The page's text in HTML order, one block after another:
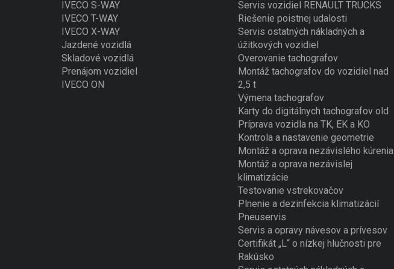
IVECO S-WAY
IVECO T-WAY
IVECO X-WAY
Jazdené vozidlá
Skladové vozidlá
Prenájom vozidiel
IVECO ON
Servis vozidiel RENAULT TRUCKS
Riešenie poistnej udalosti
Servis ostatných nákladných a
úžitkových vozidiel
Overovanie tachografov
Montáž tachografov do vozidiel nad
2,5 t
Výmena tachografov
Karty do digitálnych tachografov old
Príprava vozidla na TK, EK a KO
Kontrola a nastavenie geometrie
Montáž a oprava nezávislého kúrenia
Montáž a oprava nezávislej
klimatizácie
Testovanie vstrekovačov
Plnenie a dezinfekcia klimatizácií
Pneuservis
Servis a opravy návesov a prívesov
Certifikát „L“ o nízkej hlučnosti pre
Rakúsko